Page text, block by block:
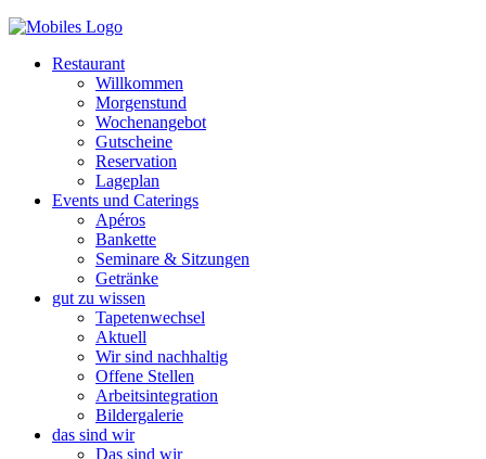
Restaurant
Willkommen
Morgenstund
Wochenangebot
Gutscheine
Reservation
Lageplan
Events und Caterings
Apéros
Bankette
Seminare & Sitzungen
Getränke
gut zu wissen
Tapetenwechsel
Aktuell
Wir sind nachhaltig
Offene Stellen
Arbeitsintegration
Bildergalerie
das sind wir
Das sind wir